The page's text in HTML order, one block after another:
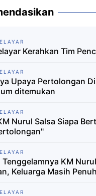
Kerahkan Tim
Upaya Pertolongan
ditemukan
Nurul Salsa Siapa
Tenggelamnya KM
Keluarga Masih